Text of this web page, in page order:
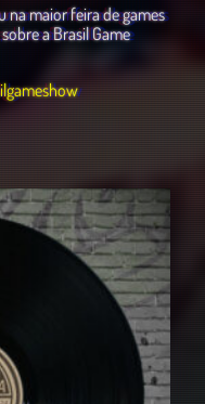
maior feira de games
a Brasil Game